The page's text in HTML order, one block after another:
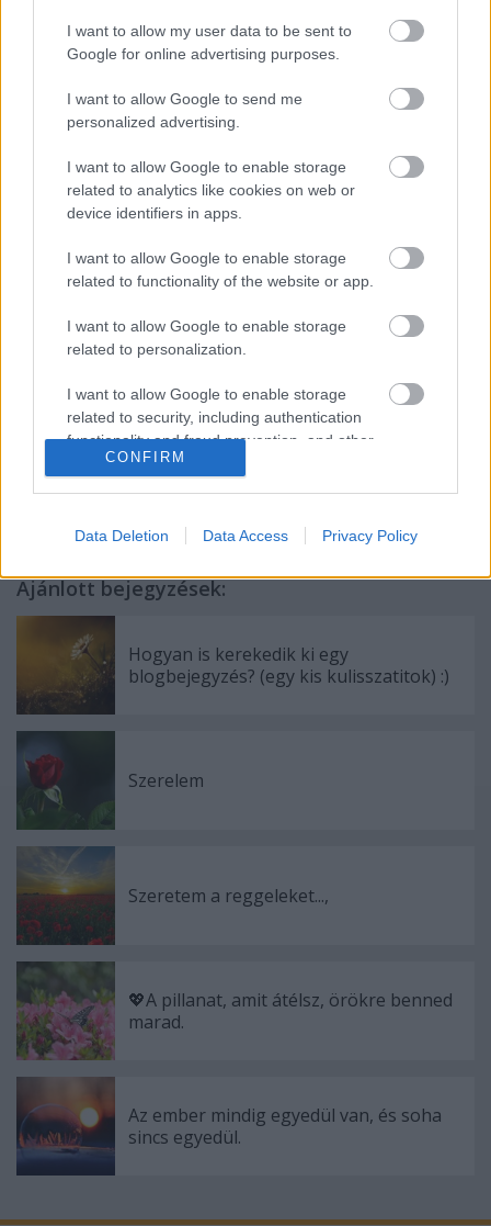
I want to allow my user data to be sent to
Google for online advertising purposes.
I want to allow Google to send me
personalized advertising.
I want to allow Google to enable storage
related to analytics like cookies on web or
device identifiers in apps.
I want to allow Google to enable storage
related to functionality of the website or app.
I want to allow Google to enable storage
related to personalization.
I want to allow Google to enable storage
related to security, including authentication
functionality and fraud prevention, and other
user protection.
CONFIRM
Data Deletion Data Access Privacy Policy
biztos vagy önmagadban, bátran állj ki a
nézeteidért, és bátran vállald a döntéseid
tulajdonképpen rólad, és arról, hogyan gondolkodol
és milyen elképzelésed van a világról.
"Az életben (...) mindannyiunk számára nyitva áll a
lehetőség, hogy valami különlegeset tegyünk, és
amikor a szívünk mélyén tudjuk, mi az, akkor meg
kell tennünk, mert akkor nem kötelesség lesz, hanem
gyönyörűség." (Erica James)
Hallgass meg egy dalt, s legyen szép ez a heted is. :)
Ajánlott bejegyzések:
Hogyan is kerekedik ki egy
blogbejegyzés? (egy kis kulisszatitok) :)
Szerelem
Szeretem a reggeleket...,
💖A pillanat, amit átélsz, örökre benned
marad.
Az ember mindig egyedül van, és soha
sincs egyedül.